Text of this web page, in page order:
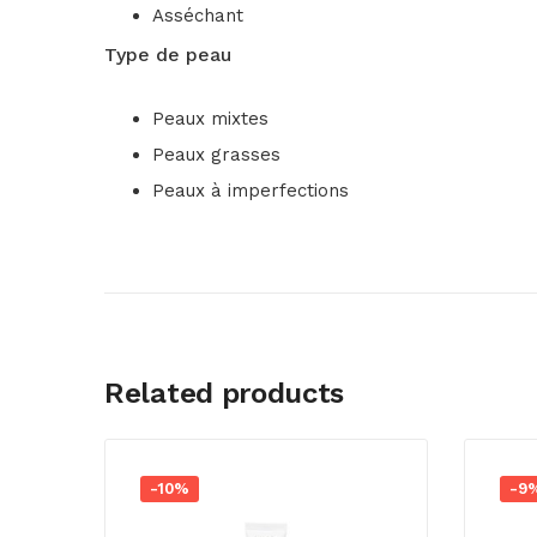
Asséchant
Type de peau
Peaux mixtes
Peaux grasses
Peaux à imperfections
Related products
-10% -